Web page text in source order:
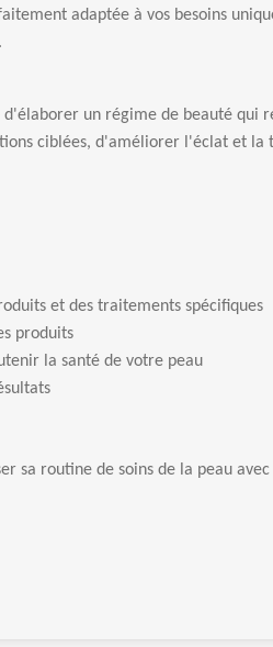
adaptée à vos besoins
un régime de beauté qui
ciblées, d'améliorer l'éclat et la
et des traitements spécifiques
produits
la santé de votre peau
sa routine de soins de la peau